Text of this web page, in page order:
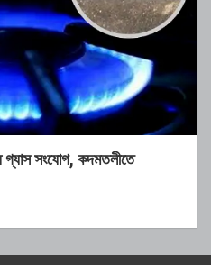
সংযোগ, কদমতলীতে